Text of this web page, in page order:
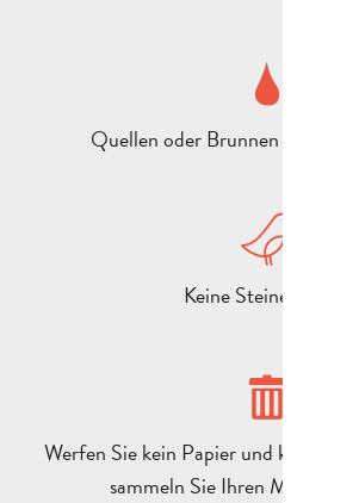
Quellen oder Brunnen nicht
Keine Steine werfen
Werfen Sie kein Papier und keinen
sammeln Sie Ihren Müll